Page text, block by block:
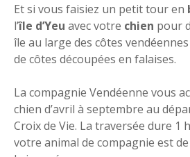
Et si vous faisiez un petit tour en
l’île d’Yeu avec votre chien pour
île au large des côtes
de côtes découpées en falaises.
La compagnie Vendéenne vous
chien d’avril à septembre au
Croix de Vie. La traversée dure 1
votre animal de compagnie est